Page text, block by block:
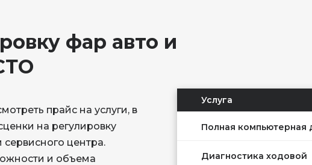
фар авто и
прайс на услуги, в
на регулировку
центра.
и объема
Услуга
Полная компьютерная
Полная компьютерная
Диагностика ходовой
Диагностика ходовой